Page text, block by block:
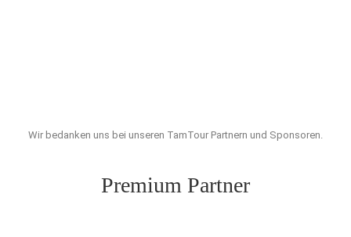
Wir bedanken uns bei unseren TamTour Partnern und Sponsoren.
Premium Partner